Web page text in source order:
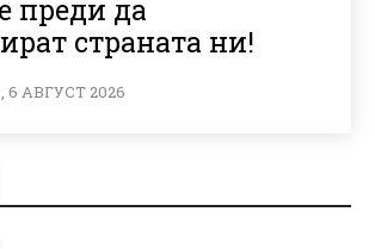
преди да
страната ни!
АВГУСТ 2026